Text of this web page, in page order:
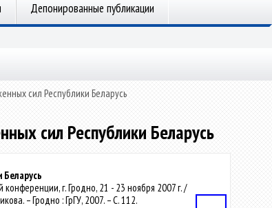
Депонированные публикации
сил Республики Беларусь
сил Республики Беларусь
г. Гродно, 21 - 23 ноября 2007 г. /
– Гродно : ГрГУ, 2007. – С. 112.